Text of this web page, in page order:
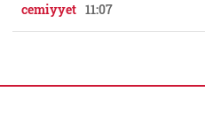
cemiyyet 11:07